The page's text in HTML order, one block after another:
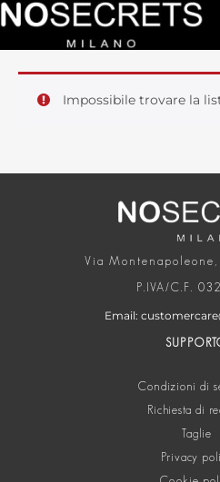
Impossibile trovare la
Via
P.IVA/C.F.
Email:
Condizioni di
Richiesta di
Taglie
Privacy